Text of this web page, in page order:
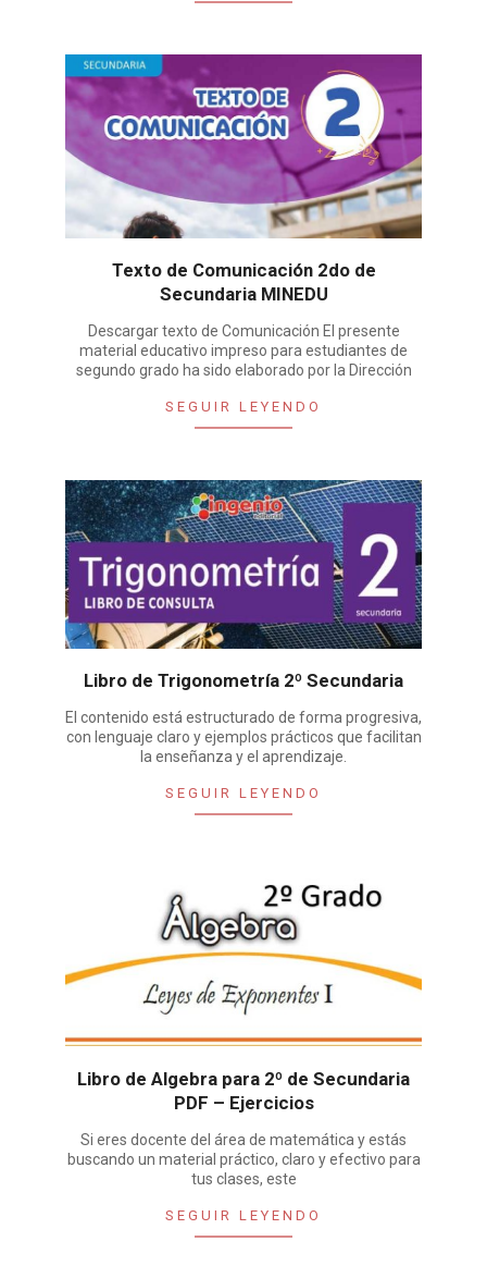
Texto de Comunicación 2do de
Secundaria MINEDU
Descargar texto de Comunicación El presente
material educativo impreso para estudiantes de
segundo grado ha sido elaborado por la Dirección
SEGUIR LEYENDO
Libro de Trigonometría 2º Secundaria
El contenido está estructurado de forma progresiva,
con lenguaje claro y ejemplos prácticos que facilitan
la enseñanza y el aprendizaje.
SEGUIR LEYENDO
Libro de Algebra para 2º de Secundaria
PDF – Ejercicios
Si eres docente del área de matemática y estás
buscando un material práctico, claro y efectivo para
tus clases, este
SEGUIR LEYENDO